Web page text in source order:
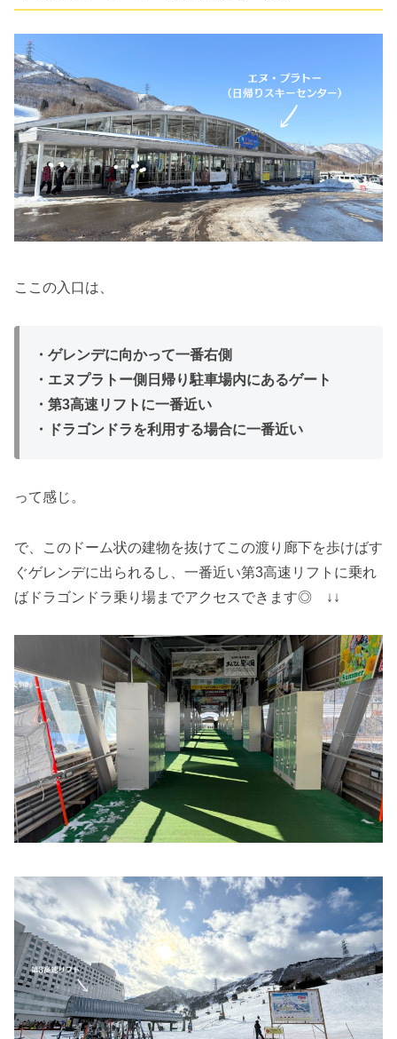
ここの入口は、
・ゲレンデに向かって一番右側
・エヌプラトー側日帰り駐車場内にあるゲート
・第3高速リフトに一番近い
・ドラゴンドラを利用する場合に一番近い
って感じ。
で、このドーム状の建物を抜けてこの渡り廊下を歩けばす
ぐゲレンデに出られるし、一番近い第3高速リフトに乗れ
ばドラゴンドラ乗り場までアクセスできます◎ ↓↓